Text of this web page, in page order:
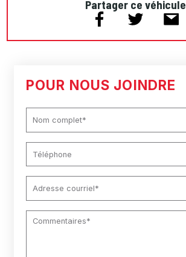
Partager ce véhicule
POUR NOUS JOINDRE